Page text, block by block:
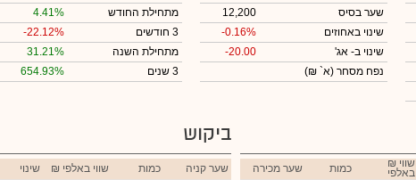
שער בסיס
12,200
שינוי באחוזים
-0.16%
שינוי ב- אג'
-20.00
נפח מסחר (א` ₪)
מתחילת החודש
4.41%
3 חודשים
-22.12%
מתחילת השנה
31.21%
3 שנים
654.93%
₪ שווי
באלפי כמות
שער מכירה
ביקוש
שער קניה כמות ₪ שווי באלפי
שינוי